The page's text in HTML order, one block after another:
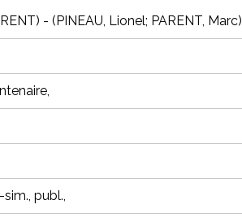
- (PINEAU, Lionel; PARENT, Marc)
publ.,